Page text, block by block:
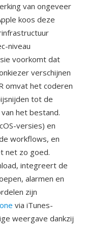
van ongeveer
koos deze
niveau
voorkomt dat
verschijnen
omvat het coderen
tot de
het bestand.
versies) en
workflows, en
net zo goed.
integreert de
alarmen en
zijn
via iTunes-
weergave dankzij